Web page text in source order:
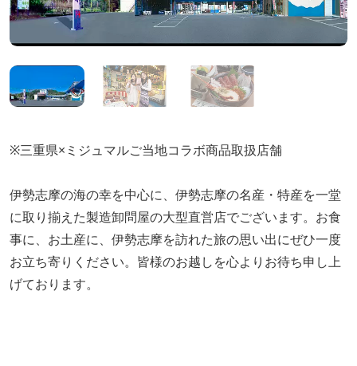
※三重県×ミジュマルご当地コラボ商品取扱店舗
伊勢志摩の海の幸を中心に、伊勢志摩の名産・特産を一堂
に取り揃えた製造卸問屋の大型直営店でございます。お食
事に、お土産に、伊勢志摩を訪れた旅の思い出にぜひ一度
お立ち寄りください。皆様のお越しを心よりお待ち申し上
げております。